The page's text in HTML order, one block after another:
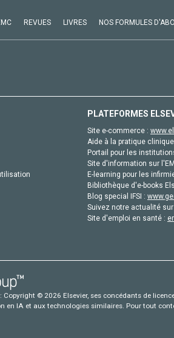
REVUES LIVRES NOS FORMULES
PLATEFORMES
Site e-commerce :
Aide à la pratique
Portail pour les
Site d'information sur
E-learning pour les
Bibliothèque d'e-books
Blog special IFSI :
Suivez notre actualité
Site d'emploi en santé :
Copyright © 2026 Elsevier, ses concédants de
en IA et aux technologies similaires. Pour tout